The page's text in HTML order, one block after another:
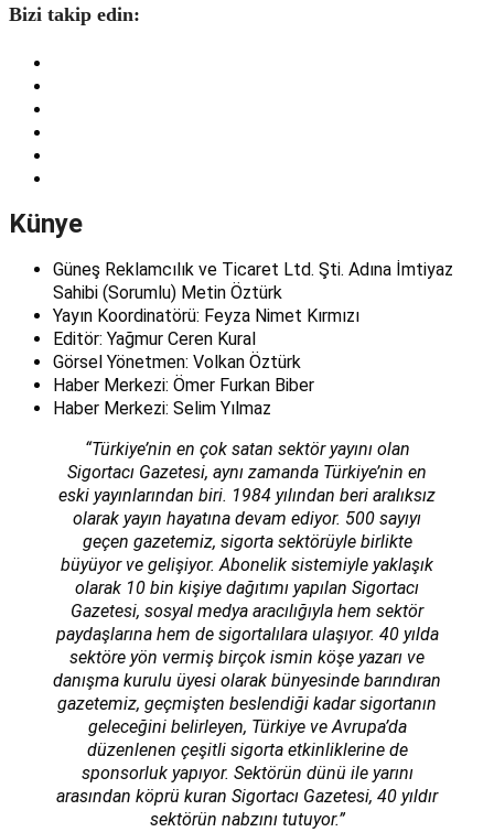
Bizi takip edin:
Künye
Güneş Reklamcılık ve Ticaret Ltd. Şti. Adına İmtiyaz
Sahibi (Sorumlu) Metin Öztürk
Yayın Koordinatörü: Feyza Nimet Kırmızı
Editör: Yağmur Ceren Kural
Görsel Yönetmen: Volkan Öztürk
Haber Merkezi: Ömer Furkan Biber
Haber Merkezi: Selim Yılmaz
“Türkiye’nin en çok satan sektör yayını olan
Sigortacı Gazetesi, aynı zamanda Türkiye’nin en
eski yayınlarından biri. 1984 yılından beri aralıksız
olarak yayın hayatına devam ediyor. 500 sayıyı
geçen gazetemiz, sigorta sektörüyle birlikte
büyüyor ve gelişiyor. Abonelik sistemiyle yaklaşık
olarak 10 bin kişiye dağıtımı yapılan Sigortacı
Gazetesi, sosyal medya aracılığıyla hem sektör
paydaşlarına hem de sigortalılara ulaşıyor. 40 yılda
sektöre yön vermiş birçok ismin köşe yazarı ve
danışma kurulu üyesi olarak bünyesinde barındıran
gazetemiz, geçmişten beslendiği kadar sigortanın
geleceğini belirleyen, Türkiye ve Avrupa’da
düzenlenen çeşitli sigorta etkinliklerine de
sponsorluk yapıyor. Sektörün dünü ile yarını
arasından köprü kuran Sigortacı Gazetesi, 40 yıldır
sektörün nabzını tutuyor.”